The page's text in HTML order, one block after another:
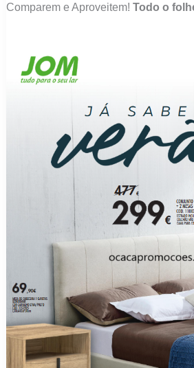
Comparem e Aproveitem! Todo o